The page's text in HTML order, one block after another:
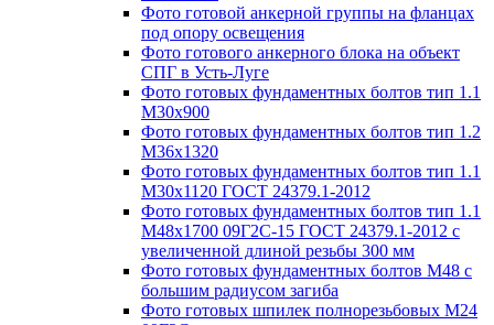
Фото готовой анкерной группы на фланцах
под опору освещения
Фото готового анкерного блока на объект
СПГ в Усть-Луге
Фото готовых фундаментных болтов тип 1.1
М30х900
Фото готовых фундаментных болтов тип 1.2
М36х1320
Фото готовых фундаментных болтов тип 1.1
М30х1120 ГОСТ 24379.1-2012
Фото готовых фундаментных болтов тип 1.1
М48х1700 09Г2С-15 ГОСТ 24379.1-2012 с
увеличенной длиной резьбы 300 мм
Фото готовых фундаментных болтов М48 с
большим радиусом загиба
Фото готовых шпилек полнорезьбовых М24